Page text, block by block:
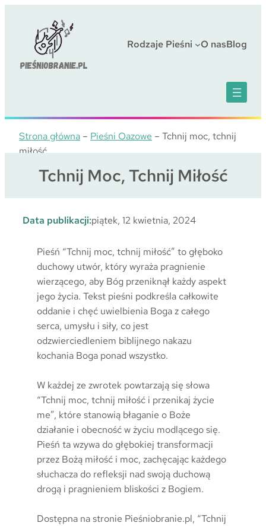
Rodzaje Pieśni O nasBlog
Strona główna – Pieśni Oazowe – Tchnij moc, tchnij
miłość
Tchnij Moc, Tchnij Miłość
Data publikacji:piątek, 12 kwietnia, 2024
Pieśń “Tchnij moc, tchnij miłość” to głęboko
duchowy utwór, który wyraża pragnienie
wierzącego, aby Bóg przeniknął każdy aspekt
jego życia. Tekst pieśni podkreśla całkowite
oddanie i chęć uwielbienia Boga z całego
serca, umysłu i siły, co jest
odzwierciedleniem biblijnego nakazu
kochania Boga ponad wszystko.
W każdej ze zwrotek powtarzają się słowa
“Tchnij moc, tchnij miłość i przenikaj życie
me”, które stanowią błaganie o Boże
działanie i obecność w życiu modlącego się.
Pieśń ta wzywa do głębokiej transformacji
przez Bożą miłość i moc, zachęcając każdego
słuchacza do refleksji nad swoją duchową
drogą i pragnieniem bliskości z Bogiem.
Dostępna na stronie Pieśniobranie.pl, “Tchnij